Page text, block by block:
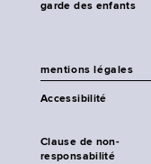
garde des enfants
mentions légales
Accessibilité
Clause de non-
responsabilité